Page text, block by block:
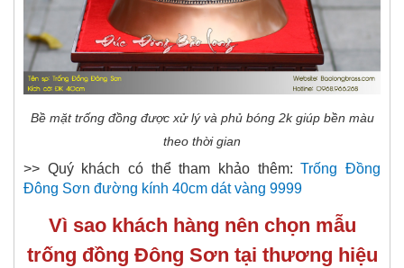
Bề mặt trống đồng được xử lý và phủ bóng 2k giúp bền màu
theo thời gian
>> Quý khách có thể tham khảo thêm:Trống Đồng
Đông Sơn đường kính 40cm dát vàng 9999
Vì sao khách hàng nên chọn mẫu
trống đồng Đông Sơn tại thương hiệu